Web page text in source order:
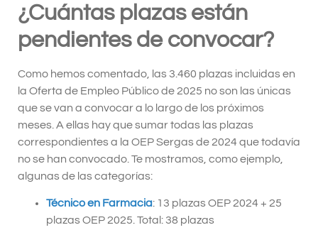
¿Cuántas plazas están
pendientes de convocar?
Como hemos comentado, las 3.460 plazas incluidas en
la Oferta de Empleo Público de 2025 no son las únicas
que se van a convocar a lo largo de los próximos
meses. A ellas hay que sumar todas las plazas
correspondientes a la OEP Sergas de 2024 que todavía
no se han convocado. Te mostramos, como ejemplo,
algunas de las categorías:
Técnico en Farmacia: 13 plazas OEP 2024 + 25
plazas OEP 2025. Total: 38 plazas